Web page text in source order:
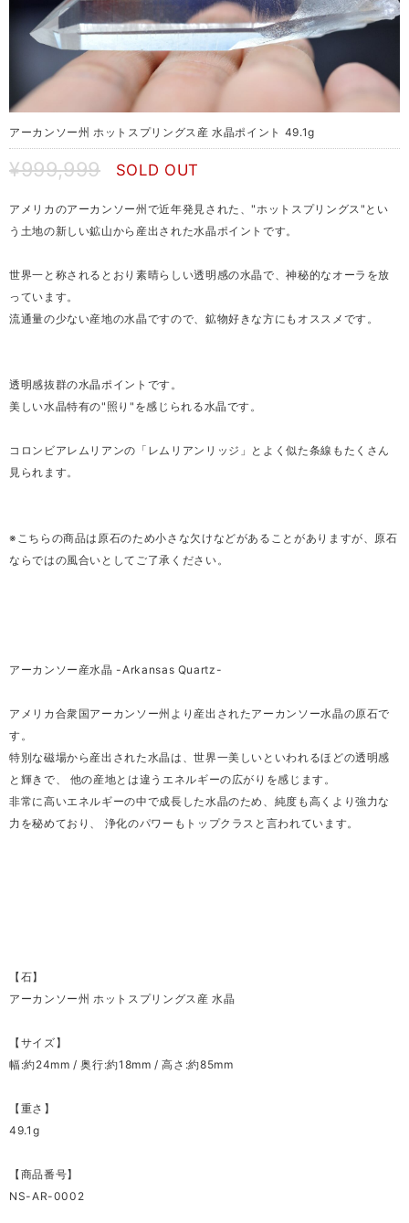
アーカンソー州 ホットスプリングス産 水晶ポイント 49.1g
¥999,999 SOLD OUT
アメリカのアーカンソー州で近年発見された、"ホットスプリングス"とい
う土地の新しい鉱山から産出された水晶ポイントです。
世界一と称されるとおり素晴らしい透明感の水晶で、神秘的なオーラを放
っています。
流通量の少ない産地の水晶ですので、鉱物好きな方にもオススメです。
透明感抜群の水晶ポイントです。
美しい水晶特有の"照り"を感じられる水晶です。
コロンビアレムリアンの「レムリアンリッジ」とよく似た条線もたくさん
見られます。
※こちらの商品は原石のため小さな欠けなどがあることがありますが、原石
ならではの風合いとしてご了承ください。
アーカンソー産水晶 -Arkansas Quartz-
アメリカ合衆国アーカンソー州より産出されたアーカンソー水晶の原石で
す。
特別な磁場から産出された水晶は、世界一美しいといわれるほどの透明感
と輝きで、 他の産地とは違うエネルギーの広がりを感じます。
非常に高いエネルギーの中で成長した水晶のため、純度も高くより強力な
力を秘めており、 浄化のパワーもトップクラスと言われています。
【石】
アーカンソー州 ホットスプリングス産 水晶
【サイズ】
幅:約24mm / 奥行:約18mm / 高さ:約85mm
【重さ】
49.1g
【商品番号】
NS-AR-0002